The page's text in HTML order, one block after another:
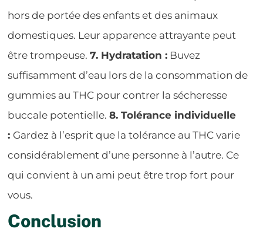
hors de portée des enfants et des animaux
domestiques. Leur apparence attrayante peut
être trompeuse.7. Hydratation : Buvez
suffisamment d’eau lors de la consommation de
gummies au THC pour contrer la sécheresse
buccale potentielle.8. Tolérance individuelle
: Gardez à l’esprit que la tolérance au THC varie
considérablement d’une personne à l’autre. Ce
qui convient à un ami peut être trop fort pour
vous.
Conclusion